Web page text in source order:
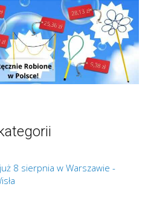
już 8 sierpnia w Warszawie -